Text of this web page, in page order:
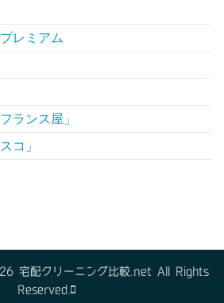
レミアム
ランス屋」
コ」
宅配クリーニング比較.net All Rights
Reserved.